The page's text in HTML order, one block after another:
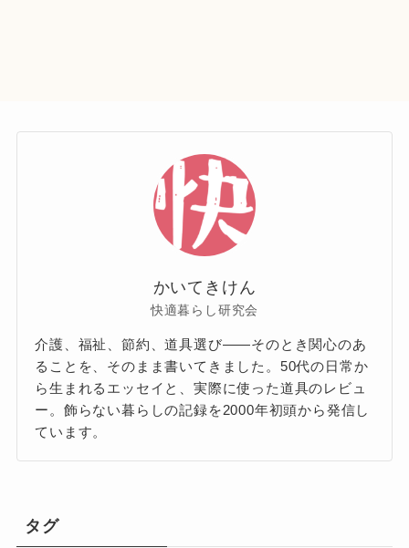
かいてきけん
快適暮らし研究会
介護、福祉、節約、道具選び——そのとき関心のあ
ることを、そのまま書いてきました。50代の日常か
ら生まれるエッセイと、実際に使った道具のレビュ
ー。飾らない暮らしの記録を2000年初頭から発信し
ています。
タグ